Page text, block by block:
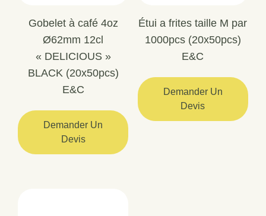
Gobelet à café 4oz
Ø62mm 12cl
« DELICIOUS »
BLACK (20x50pcs)
E&C
Demander Un
Devis
Étui a frites taille M par
1000pcs (20x50pcs)
E&C
Demander Un
Devis